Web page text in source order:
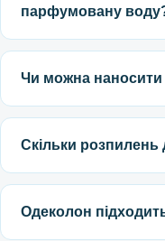
парфумовану
Чи можна наносити
Скільки розпилень
Одеколон